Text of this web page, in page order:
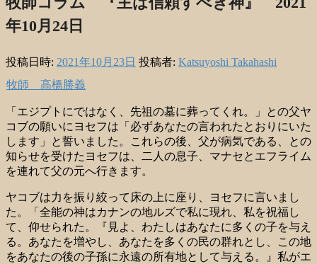
年10月24日
投稿日時: 2021年10月23日 投稿者: Katsuyoshi Takahashi
牧師 高橋勝義
「エジプトにではなく、先祖の墓に葬ってくれ。」との父ヤ
コブの願いにヨセフは「必ずあなたの言われたとおりにいた
します」と誓いました。これらの後、父が病気である、との
知らせを受けたヨセフは、二人の息子、マナセとエフライム
を連れて父の元へ行きます。
ヤコブは力を振り絞って床の上に座り、ヨセフに言いまし
た。「全能の神はカナンの地ルズで私に現れ、私を祝福し
て、仰せられた。『見よ、わたしはあなたに多くの子を与え
る。あなたを増やし、あなたを多くの民の群れとし、この地
をあなたの後の子孫に永遠の所有地として与える。』私がエ